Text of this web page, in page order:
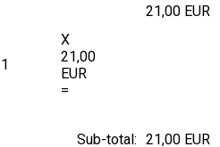
1
X
21,00
EUR
=
21,00 EUR
Sub-total: 21,00 EUR